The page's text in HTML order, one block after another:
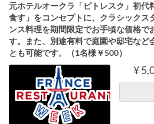
元ホテルオークラ「ピトレスク」初代
食す」をコンセプトに、クラシックス
ンス料理を期間限定でお手頃な価格で
す。また、別途有料で庭園や邸宅など
とも可能です。（1名様￥500）
¥